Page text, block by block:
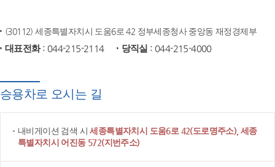
(30112) 세종특별자치시 도움6로 42 정부세종청사 중앙동 재정경제부
대표전화: 044-215-2114 당직실 : 044-215-4000
승용차로 오시는 길
내비게이션 검색 시세종특별자치시 도움6로 42(도로명주소), 세종
특별자치시 어진동 572(지번주소)